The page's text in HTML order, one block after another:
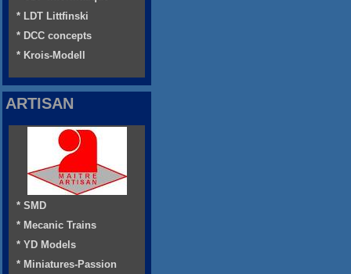
* LDT Littfinski
* DCC concepts
* Krois-Modell
ARTISAN
* SMD
* Mecanic Trains
* YD Models
* Miniatures-Passion